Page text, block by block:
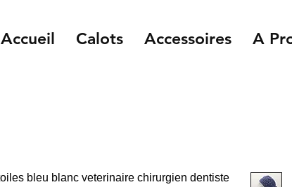
Accueil Calots Accessoires A